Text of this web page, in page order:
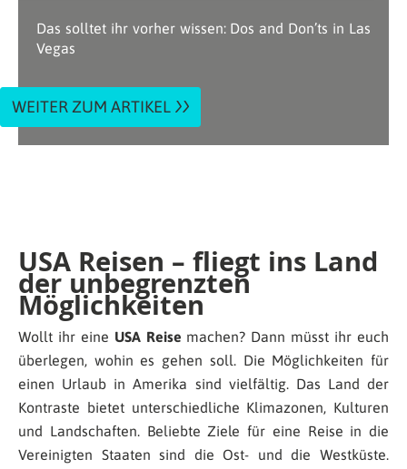
Das solltet ihr vorher wissen: Dos and Don’ts in Las
Vegas
WEITER ZUM ARTIKEL
USA Reisen – fliegt ins Land
der unbegrenzten
Möglichkeiten
Wollt ihr eine USA Reise machen? Dann müsst ihr euch
überlegen, wohin es gehen soll. Die Möglichkeiten für
einen Urlaub in Amerika sind vielfältig. Das Land der
Kontraste bietet unterschiedliche Klimazonen, Kulturen
und Landschaften. Beliebte Ziele für eine Reise in die
Vereinigten Staaten sind die Ost- und die Westküste.